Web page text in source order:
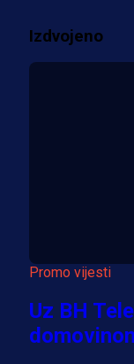
Izdvojeno
Promo vijesti
Uz BH